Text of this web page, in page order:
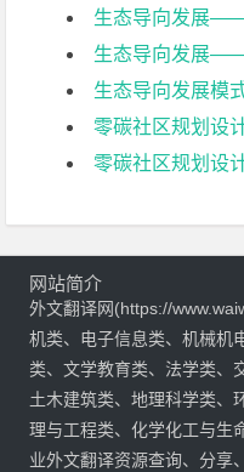
生态导向发展——
生态导向发展——
生态导向发展模
零碳社区规划设
零碳社区规划设
网站简介
外文翻译网(https://
机类、电子信息类、机械机
类、文学教育类、法学类、
土木建筑类、地理科学类、
理与工程类、化学化工与生
业外文翻译资源查询、分享